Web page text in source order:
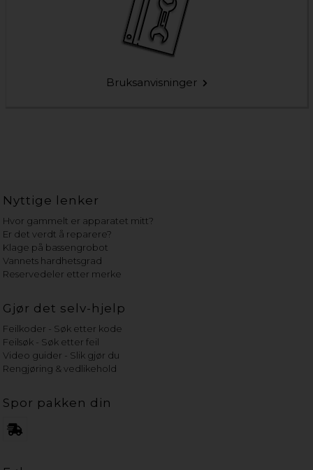
Bruksanvisninger
Nyttige lenker
Hvor gammelt er apparatet mitt?
Er det verdt å reparere?
Klage på bassengrobot
Vannets hardhetsgrad
Reservedeler etter merke
Gjør det selv-hjelp
Feilkoder - Søk etter kode
Feilsøk - Søk etter feil
Video guider - Slik gjør du
Rengjøring & vedlikehold
Spor pakken din